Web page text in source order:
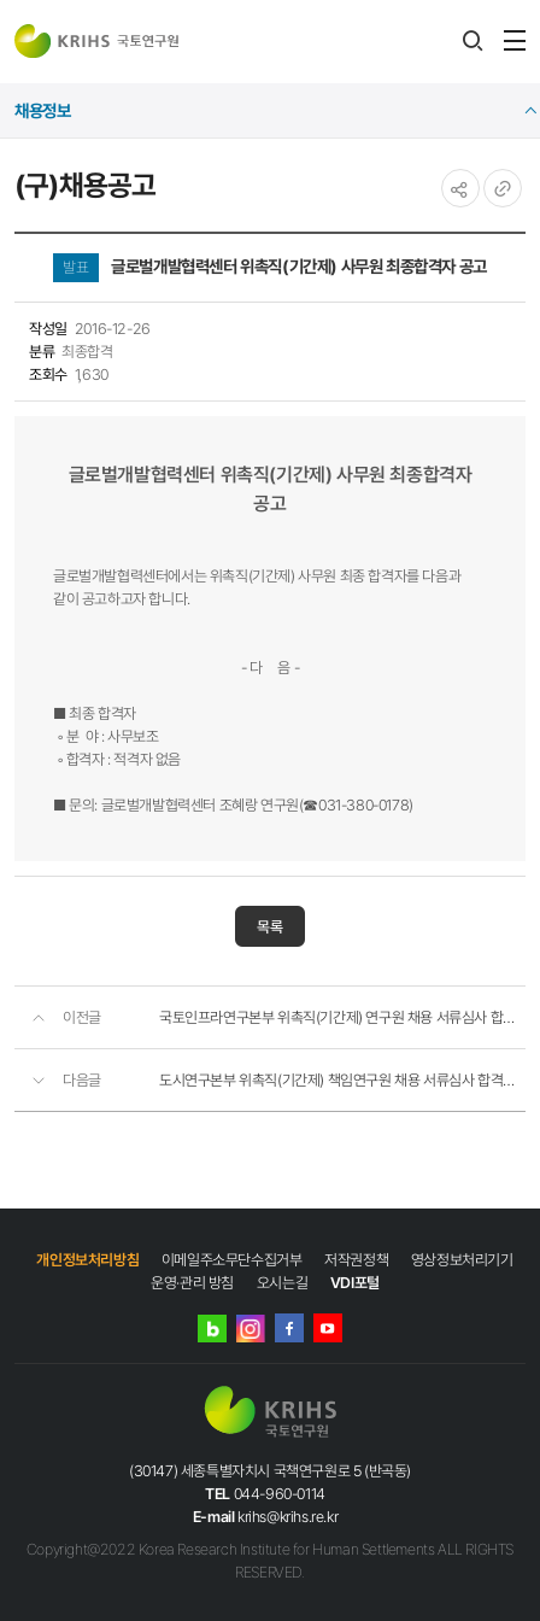
(구)채용공고
채용정보
발표 글로벌개발협력센터 위촉직(기간제) 사무원 최종합격자 공고
작성일 2016-12-26
분류 최종합격
조회수 1,630
글로벌개발협력센터 위촉직(기간제) 사무원 최종합격자
공고
글로벌개발협력센터에서는 위촉직(기간제) 사무원 최종 합격자를 다음과
같이 공고하고자 합니다.
- 다 음 -
■ 최종 합격자
◦ 분 야 : 사무보조
◦ 합격자 : 적격자 없음
■ 문의: 글로벌개발협력센터 조혜랑 연구원(☎031-380-0178)​
목록
이전글 국토인프라연구본부 위촉직(기간제) 연구원 채용 서류심사 합격자 공고
다음글 도시연구본부 위촉직(기간제) 책임연구원 채용 서류심사 합격자 공고
개인정보처리방침 이메일주소무단수집거부 저작권정책
영상정보처리기기
운영·관리 방침
오시는길 VDI포털
네이버
인스타그램
(30147) 세종특별자치시 국책연구원로 5 (반곡동)
TEL 044-960-0114
E-mail krihs@krihs.re.kr
Copyright@2022 Korea Research Institute for Human Settlements ALL RIGHTS
RESERVED.